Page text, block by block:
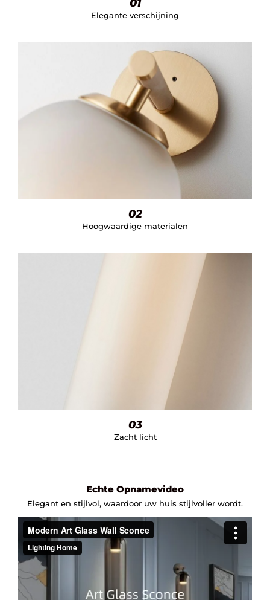
01
Elegante verschijning
02
Hoogwaardige materialen
03
Zacht licht
Echte Opnamevideo
Elegant en stijlvol, waardoor uw huis stijlvoller wordt.